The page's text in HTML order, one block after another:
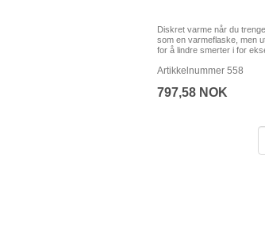
Diskret varme når du
som en varmeflaske, men
for å lindre smerter i for
Artikkelnummer 558
797,58 NOK